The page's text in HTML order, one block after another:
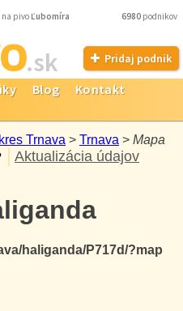
pivo Ľubomíra 6980 podnikov
.sk Pridaj podnik
Blog
Kontakt
Trnava > Trnava > Mapa
Aktualizácia údajov
haliganda/P717d/?map